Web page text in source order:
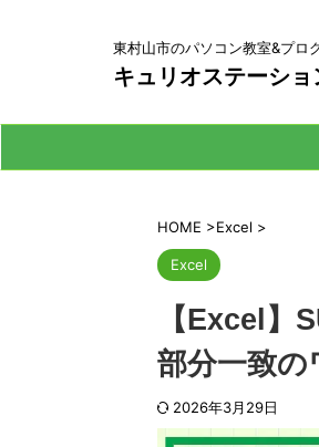
東村山市のパソコン教室&プロ
キュリオステーシ
HOME >Excel >
Excel
【Excel】
部分一致の
2026年3月29日